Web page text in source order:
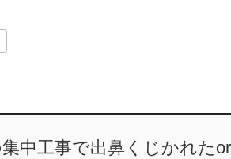
中工事で出鼻くじかれた